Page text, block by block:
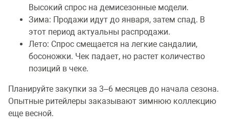
Высокий спрос на демисезонные модели.
Зима: Продажи идут до января, затем спад. В
этот период актуальны распродажи.
Лето: Спрос смещается на легкие сандалии,
босоножки. Чек падает, но растет количество
позиций в чеке.
Планируйте закупки за 3–6 месяцев до начала сезона.
Опытные ритейлеры заказывают зимнюю коллекцию
еще весной.